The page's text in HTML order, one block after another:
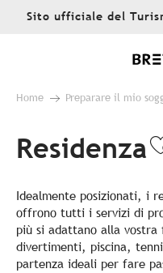
AllerSito ufficiale del
Home Preparare il mio
Residenza
Idealmente posizionati, i
offrono tutti i servizi di
più si adattano alla vostra
divertimenti, piscina,
partenza ideali per fare